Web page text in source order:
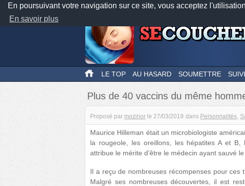
En poursuivant votre navigation sur ce site, vous acceptez
En savoir plus
LE TOP AU HASARD SOUMETTRE
Plus de 40 vaccins du même
Proposé par mozinor le 27/03/2019 dans Personnalités
Maurice Hilleman était un microbiologiste
la rougeole, les oreillons, les hépatites A et
attribue le mérite d’être le médecin ayant sauvé
Il a reçu de nombreuses récompenses pour ces
Malgré ses nombreuses découvertes, il est